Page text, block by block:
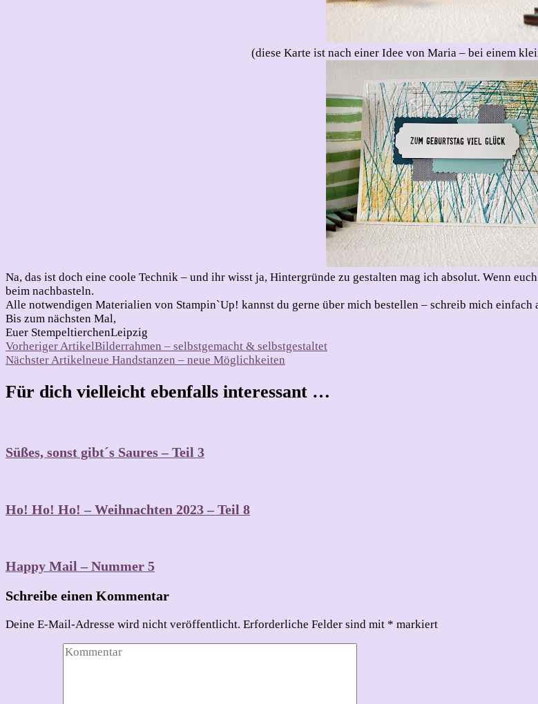
(diese Karte ist nach einer Idee von Maria – bei einem
Na, das ist doch eine coole Technik – und ihr wisst ja, Hintergründe zu gestalten mag ich absolut. Wenn
beim nachbasteln.
Alle notwendigen Materialien von Stampin`Up! kannst du gerne über mich bestellen – schreib mich einfach
Bis zum nächsten Mal,
Euer StempeltierchenLeipzig
Beitragsnavigation
Vorheriger ArtikelBilderrahmen – selbstgemacht & selbstgestaltet
Nächster Artikelneue Handstanzen – neue Möglichkeiten
Für dich vielleicht ebenfalls interessant …
Süßes, sonst gibt´s Saures – Teil 3
Ho! Ho! Ho! – Weihnachten 2023 – Teil 8
Happy Mail – Nummer 5
Schreibe einen Kommentar
Deine E-Mail-Adresse wird nicht veröffentlicht. Erforderliche Felder sind mit * markiert